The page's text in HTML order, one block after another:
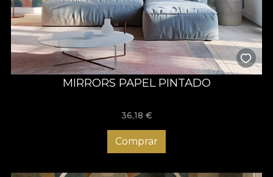
MIRRORS PAPEL PINTADO
36,18 €
Comprar